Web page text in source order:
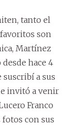
tanto el
son
Martínez
hace 4
suscribí a sus
invitó a venir
Franco
fotos con sus